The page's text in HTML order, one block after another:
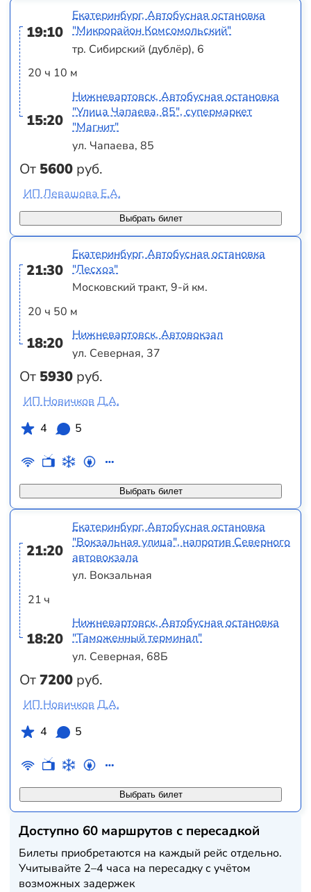
19:10
20 ч 10 м
15:20
От 5600 руб.
Екатеринбург, Автобусная остановка
"Микрорайон Комсомольский"
тр. Сибирский (дублёр), 6
Нижневартовск, Автобусная остановка
"Улица Чапаева, 85", супермаркет
"Магнит"
ул. Чапаева, 85
Выбрать билет
ИП Левашова Е.А.
21:30
20 ч 50 м
18:20
От 5930 руб.
Екатеринбург, Автобусная остановка
"Лесхоз"
Московский тракт, 9-й км.
Нижневартовск, Автовокзал
ул. Северная, 37
Выбрать билет
ИП Новичков Д.А.
4
5
21:20
21 ч
18:20
От7200 руб.
Екатеринбург, Автобусная остановка
"Вокзальная улица", напротив Северного
автовокзала
ул. Вокзальная
Нижневартовск, Автобусная остановка
"Таможенный терминал"
ул. Северная, 68Б
Выбрать билет
ИП Новичков Д.А.
4
5
Доступно 60 маршрутов с пересадкой
Билеты приобретаются на каждый рейс отдельно.
Учитывайте 2–4 часа на пересадку с учётом
возможных задержек